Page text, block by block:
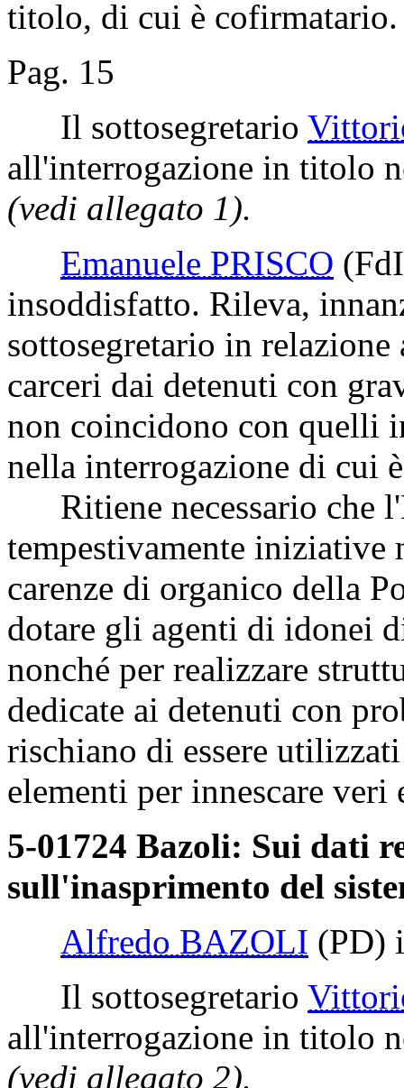
titolo, di cui è cofirmatario.
Pag. 15
Il sottosegretario
all'interrogazione in titolo
(vedi allegato 1).
Emanuele PRISCO
insoddisfatto. Rileva,
sottosegretario in relazione
carceri dai detenuti con
non coincidono con quelli
nella interrogazione di cui
Ritiene necessario che
tempestivamente iniziative
carenze di organico della
dotare gli agenti di idonei
nonché per realizzare
dedicate ai detenuti con
rischiano di essere
elementi per innescare
5-01724 Bazoli: Sui dati
sull'inasprimento del
Alfredo BAZOLI (PD)
Il sottosegretario
all'interrogazione in titolo
(vedi allegato 2).